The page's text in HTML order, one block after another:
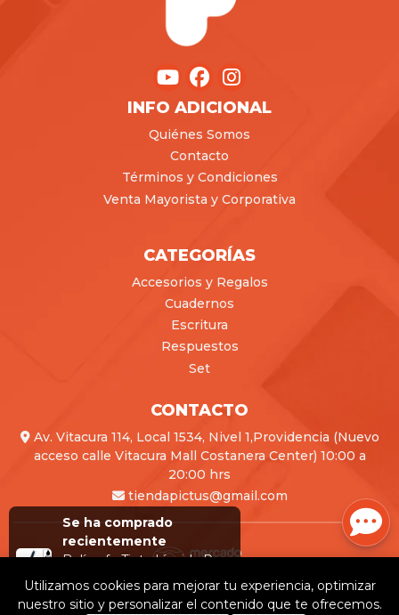
Se ha comprado
recientemente
Bolígrafo Tinta Líquida Punta Aguja 0.5 mm (MP) Negro
1 hora 10 minutos
Precio: $ 1.790
INFO ADICIONAL
Quiénes Somos
Contacto
Términos y Condiciones
Venta Mayorista y Corporativa
CATEGORÍAS
Accesorios y Regalos
Cuadernos
Escritura
Respuestos
Set
CONTACTO
Av. Vitacura 114, Local 1534, Nivel 1,Providencia (Nuevo
acceso calle Vitacura Mall Costanera Center) 10:00 a
20:00 hrs
tiendapictus@gmail.com
Pictus © 2026
Creado porBsale
Utilizamos cookies para mejorar tu experiencia, optimizar
nuestro sitio y personalizar el contenido que te ofrecemos.